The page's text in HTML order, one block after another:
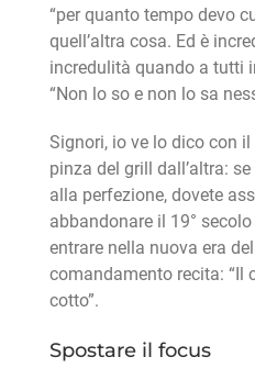
“per quanto tempo devo
quell’altra cosa. Ed è
incredulità quando a tutti
“Non lo so e non lo sa
Signori, io ve lo dico con
pinza del grill dall’altra:
alla perfezione, dovete
abbandonare il 19°
entrare nella nuova era
comandamento recita: “Il
cotto”.
Spostare il focus